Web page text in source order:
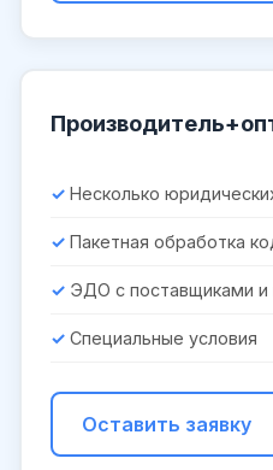
Несколько
Пакетная обработка
ЭДО с поставщиками и
Специальные условия
Оставить заявку